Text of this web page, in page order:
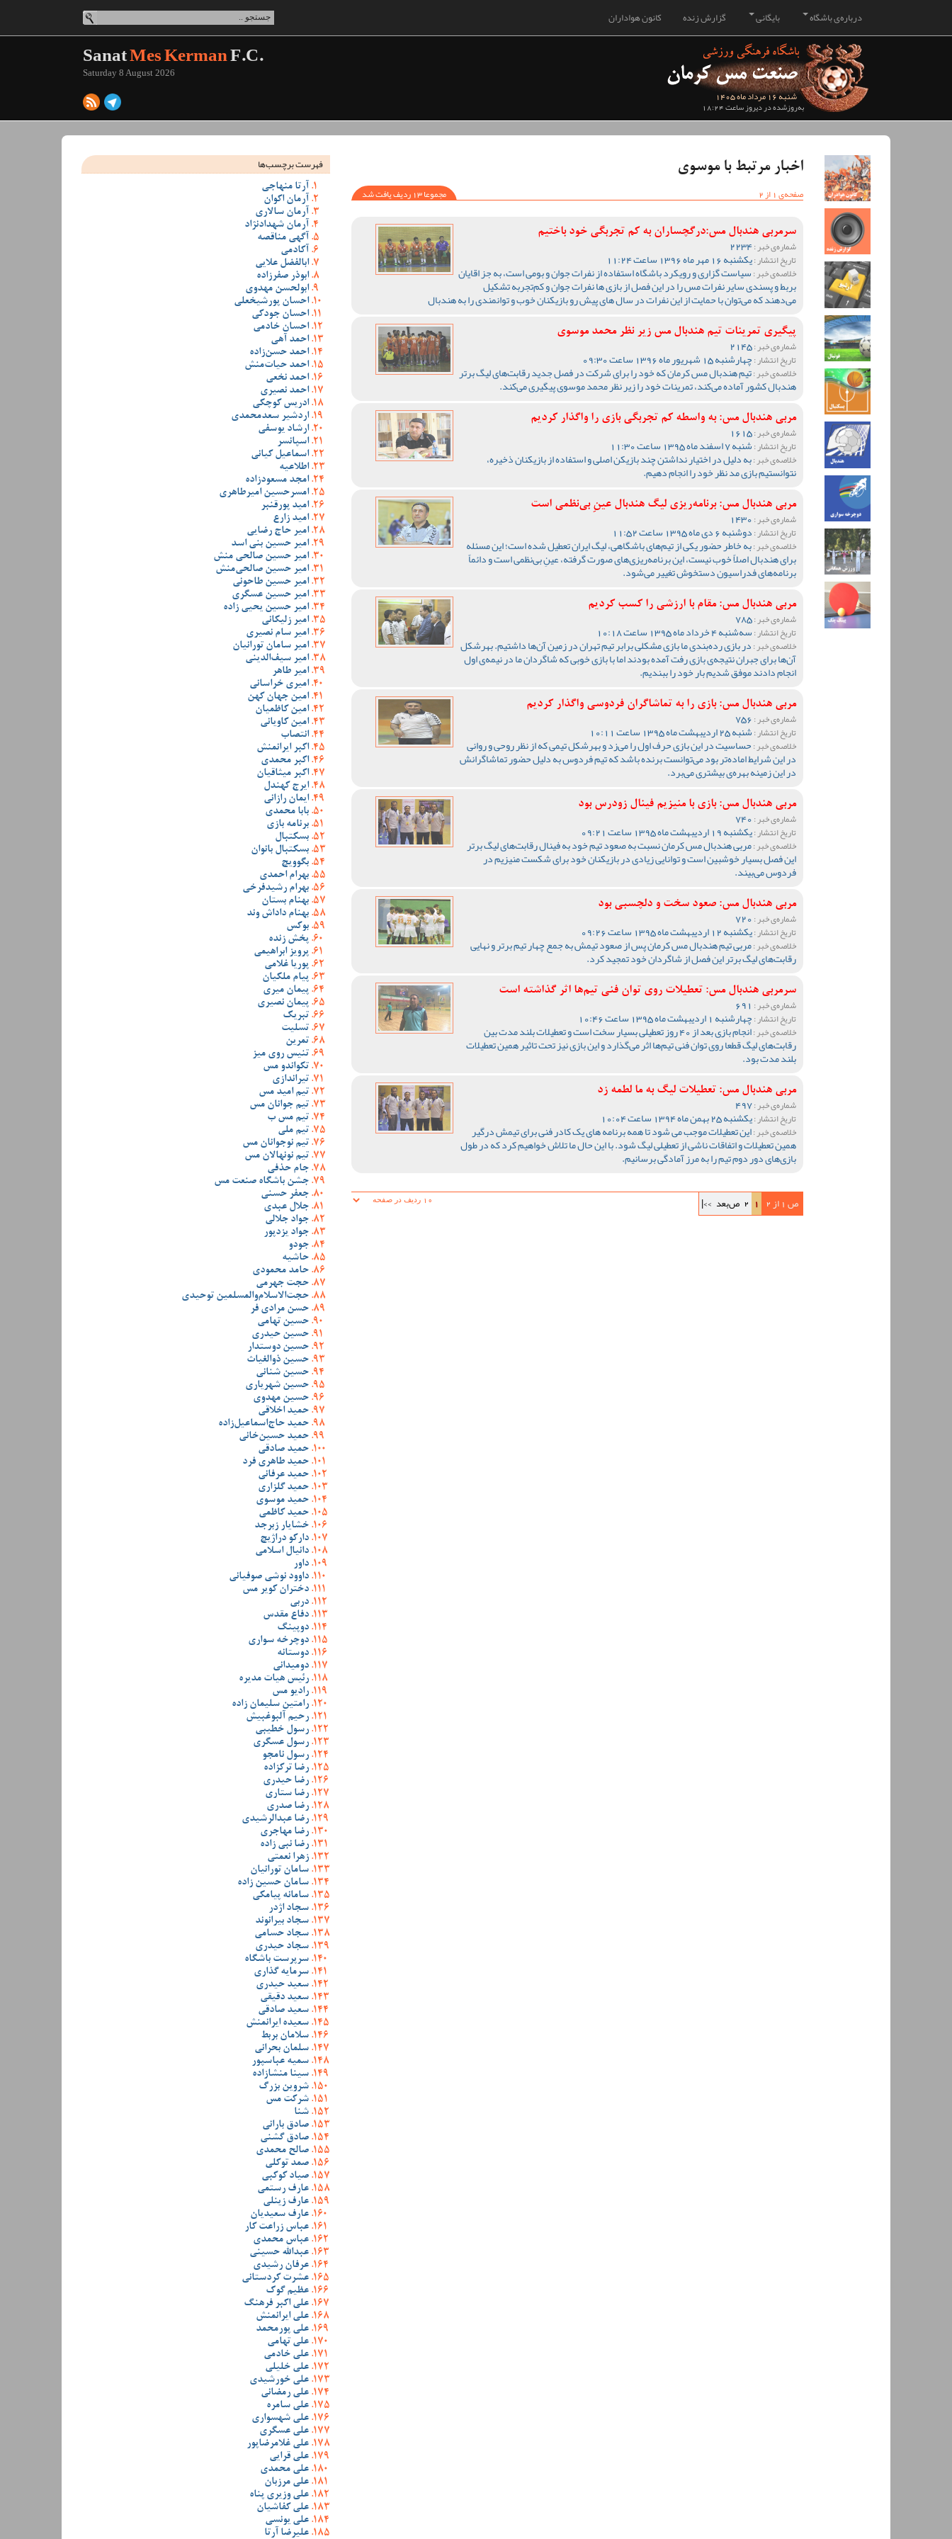
کانون هواداران گزارش زنده بایگانی درباره‌ی باشگاه
شنبه 16 مرداد ماه 1405
به‌روزشده در دیروز ساعت 18:24
SanatMes KermanF.C.
Saturday 8 August 2026
اخبار مرتبط با موسوی
صفحه‌ی 1 از 2
مجموعا 13 ردیف یافت شد
سرمربی هندبال مس:درگچساران به کم تجربگی خود باختیم
شماره‌ی خبر :2234
تاریخ انتشار :یکشنبه 16 مهر ماه 1396 ساعت 11:24
خلاصه‌ی خبر :سیاست گزاری و رویکرد باشگاه استفاده از نفرات جوان و بومی است، به جز اقایان
بربط و پسندی سایر نفرات مس را در این فصل از بازی ها نفرات جوان و کم‌تجربه تشکیل
می‌دهند که می‌توان با حمایت از این نفرات در سال های پیش رو بازیکنان خوب و توانمندی را به هندبال
پیگیری تمرینات تیم هندبال مس زیر نظر محمد موسوی
شماره‌ی خبر :2145
تاریخ انتشار :چهارشنبه 15 شهریور ماه 1396 ساعت 09:30
خلاصه‌ی خبر :تیم هندبال مس کرمان که خود را برای شرکت در فصل جدید رقابت‌های لیگ برتر
هندبال کشور آماده می‌کند، تمرینات خود را زیر نظر محمد موسوی پیگیری می‌کند.
مربی هندبال مس: به واسطه کم تجربگی بازی را واگذار کردیم
شماره‌ی خبر :1615
تاریخ انتشار :شنبه 7 اسفند ماه 1395 ساعت 11:30
خلاصه‌ی خبر :به دلیل در اختیار نداشتن چند بازیکن اصلی و استفاده از بازیکنان ذخیره،
نتوانستیم بازی مد نظر خود را انجام دهیم.
مربی هندبال مس: برنامه‌ریزی لیگ هندبال عینِ بی‌نظمی است
شماره‌ی خبر :
تاریخ انتشار :دوشنبه 6 دی ماه 1395 ساعت 11:52
خلاصه‌ی خبر :به خاطر حضور یکی از تیم‌های باشگاهی، لیگ ایران تعطیل شده است؛ این مسئله
برای هندبال اصلاً خوب نیست، این برنامه‌ریزی‌های صورت گرفته، عینِ بی‌نظمی است و دائماً
برنامه‌های فدراسیون دستخوش تغییر می‌شود.
مربی هندبال مس: مقام با ارزشی را کسب کردیم
شماره‌ی خبر :785
تاریخ انتشار :سه‌شنبه 4 خرداد ماه 1395 ساعت 10:18
خلاصه‌ی خبر :در بازی رده‌بندی ما بازی مشکلی برابر تیم تهران در زمین آن‌ها داشتیم. بهرشکل
آن‌ها برای جبران نتیجه‌ی بازی رفت آمده بودند اما با بازی خوبی که شاگردان ما در نیمه‌ی اول
انجام دادند موفق شدیم بار خود را ببندیم.
مربی هندبال مس: بازی را به تماشاگران فردوسی واگذار کردیم
شماره‌ی خبر :
تاریخ انتشار :شنبه 25 اردیبهشت ماه 1395 ساعت 10:11
خلاصه‌ی خبر :حساسیت در این بازی حرف اول را می‌زد و بهرشکل تیمی که از نظر روحی و روانی
در این شرایط اماده‌تر بود می‌توانست برنده باشد که تیم فردوس به دلیل حضور تماشاگرانش
در این زمینه بهره‌ی بیشتری می‌برد.
مربی هندبال مس: بازی با منیزیم فینال زودرس بود
شماره‌ی خبر :
تاریخ انتشار :یکشنبه 19 اردیبهشت ماه 1395 ساعت 09:21
خلاصه‌ی خبر :مربی هندبال مس کرمان نسبت به صعود تیم خود به فینال رقابت‌های لیگ برتر
این فصل بسیار خوشبین است و توانایی زیادی در بازیکنان خود برای شکست منیزیم در
فردوس می‌بیند.
مربی هندبال مس: صعود سخت و دلچسبی بود
شماره‌ی خبر :
تاریخ انتشار :یکشنبه 12 اردیبهشت ماه 1395 ساعت 09:26
خلاصه‌ی خبر :مربی تیم هندبال مس کرمان پس از صعود تیمش به جمع چهار تیم برتر و نهایی
رقابت‌های لیگ برتر این فصل از شاگردان خود تمجید کرد.
سرمربی هندبال مس: تعطیلات روی توان فنی تیم‌ها اثر گذاشته است
شماره‌ی خبر :
تاریخ انتشار :چهارشنبه 1 اردیبهشت ماه 1395 ساعت 10:46
خلاصه‌ی خبر : انجام بازی بعد از 40 روز تعطیلی بسیار سخت است و تعطیلات بلند مدت بین
رقابت‌های لیگ قطعا روی توان فنی تیم‌ها اثر می‌گذارد و این بازی نیز تحت تاثیر همین تعطیلات
بلند مدت بود.
مربی هندبال مس: تعطیلات لیگ به ما لطمه زد
شماره‌ی خبر :497
تاریخ انتشار :یکشنبه 25 بهمن ماه 1394 ساعت 10:04
خلاصه‌ی خبر :این تعطیلات موجب می شود تا همه برنامه های یک کادر فنی برای تیمش درگیر
همین تعطیلات و اتفاقات ناشی از تعطیلی لیگ شود. با این حال ما تلاش خواهیم کرد که در طول
بازی‌های دور دوم تیم را به مرز آمادگی برسانیم.
ص 1 از 2 1
2 ص‌بعد >>|
فهرست برچسب‌ها
آرتا منهاجی
آرمان اکوان
آرمان سالاری
آرمان شهدادنژاد
آگهی مناقصه
آکادمی
ابالفضل علایی
ابوذر صفرزاده
ابولحسن مهدوی
احسان پورشیخعلی
احسان جودکی
احسان خادمی
احمد آهی
احمد حسن‌زاده
احمد حیات‌منش
احمد نخعی
احمد نصیری
ادریس کوچکی
اردشیر سعدمحمدی
ارشاد یوسفی
اسپانسر
اسماعیل کیانی
اطلاعیه
امجد مسعودزاده
امسرحسین امیرطاهری
امید پورقنبر
امید زارع
امیر حاج رضایی
امیر حسین بنی اسد
امیر حسین صالحی منش
امیر حسین صالحی‌منش
امیر حسین طاحونی
امیر حسین عسگری
امیر حسین یحیی زاده
امیر زلیکانی
امیر سام نصیری
امیر سامان تورانیان
امیر سیف‌الدینی
امیر طاهر
امیری خراسانی
امین جهان کهن
امین کاظمیان
امین کاویانی
انتصاب
اکبر ایرانمنش
اکبر محمدی
اکبر میثاقیان
ایرج کهندل
ایمان رازانی
بابا محمدی
برنامه بازی
بسکتبال
بسکتبال بانوان
بگوویچ
بهرام احمدی
بهرام رشیدفرخی
بهنام بستان
بهنام داداش وند
بوکس
پخش زنده
پرویز ابراهیمی
پوریا غلامی
پیام ملکیان
پیمان میری
پیمان نصیری
تبریک
تسلیت
تمرین
تنیس روی میز
تکواندو مس
تیراندازی
تیم امید مس
تیم جوانان مس
تیم مس ب
تیم ملی
تیم نوجوانان مس
تیم نونهالان مس
جام حذفی
جشن باشگاه صنعت مس
جعفر حسنی
جلال عبدی
جواد جلالی
جواد یزدپور
جودو
حاشیه
حامد محمودی
حجت جهرمی
حجت‌الاسلام‌والمسلمین توحیدی
حسن مرادی فر
حسین تهامی
حسین حیدری
حسین دوستدار
حسین ذوالغیاث
حسین شنانی
حسین شهریاری
حسین مهدوی
حمید اخلاقی
حمید حاج‌اسماعیل‌زاده
حمید حسین‌خانی
حمید صادقی
حمید طاهری فرد
حمید عرفانی
حمید گلزاری
حمید موسوی
حمید کاظمی
خشایار زبرجد
دارکو دراژیچ
دانیال اسلامی
داور
داوود نوشی صوفیانی
دختران کویر مس
دربی
دفاع مقدس
دوپینگ
دوچرخه سواری
دوستانه
دومیدانی
رئیس هیات مدیره
رادیو مس
رامتین سلیمان زاده
رحیم آلبوغبیش
رسول خطیبی
رسول عسگری
رسول نامجو
رضا ترکزاده
رضا حیدری
رضا ستاری
رضا صدری
رضا عبدالرشیدی
رضا مهاجری
رضا نبی زاده
زهرا نعمتی
سامان تورانیان
سامان حسین زاده
سامانه پیامکی
سجاد اژدر
سجاد بیرانوند
سجاد حسامی
سجاد حیدری
سرپرست باشگاه
سرمایه گذاری
سعید حیدری
سعید دقیقی
سعید صادقی
سعیده ایرانمنش
سلامان بربط
سلمان بحرانی
سمیه عباسپور
سینا منشازاده
شروین بزرگ
شرکت مس
شنا
صادق بارانی
صادق گشنی
صالح محمدی
صمد توکلی
صیاد کوکبی
عارف رستمی
عارف زینلی
عارف سعیدیان
عباس زراعت کار
عباس محمدی
عبدالله حسینی
عرفان رشیدی
عشرت کردستانی
عظیم گوک
علی اکبر فرهنگ
علی ایرانمنش
علی پورمحمد
علی تهامی
علی خادمی
علی خلیلی
علی خورشیدی
علی رمضانی
علی سامره
علی شهسواری
علی عسگری
علی غلامرضاپور
علی قرایی
علی محمدی
علی مرزبان
علی وزیری پناه
علی کفاشیان
علی یونسی
علیرضا آرتا